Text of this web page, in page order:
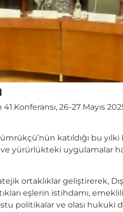
26-27 Mayıs
katıldığı bu yılki
ve yürürlükteki uygulamalar
ortaklıklar geliştirerek,
eşlerin istihdamı,
politikalar ve olası hukuki